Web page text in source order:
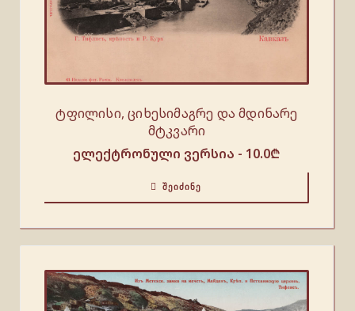
ტფილისი, ციხესიმაგრე და მდინარე
მტკვარი
ელექტრონული ვერსია - 10.0₾
ᲨᲔᲘᲫᲘᲜᲔ